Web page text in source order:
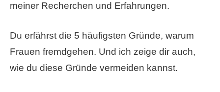
meiner Recherchen und Erfahrungen.
Du erfährst die 5 häufigsten Gründe, warum
Frauen fremdgehen. Und ich zeige dir auch,
wie du diese Gründe vermeiden kannst.